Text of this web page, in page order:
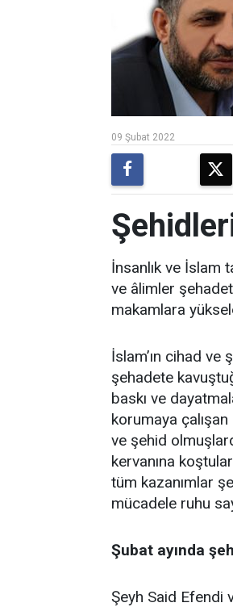
09 Şubat 2022
İnsanlık ve İslam
ve âlimler
makamlara
İslam’ın cihad
şehadete
baskı ve
korumaya
ve şehid
kervanına
tüm kazanımlar
mücadele ruhu
Şubat ayında
Şeyh Said Efendi